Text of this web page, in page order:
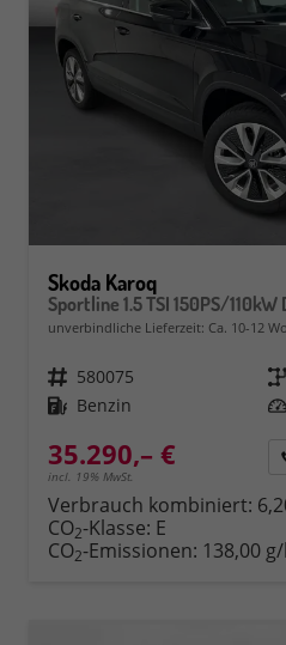
Skoda Karoq
Sportline 1.5 TSI 150PS/110kW
unverbindliche Lieferzeit: Ca. 10-12
Fahrzeugnr. 580075 Getriebe
Kraftstoff Benzin Leistung
35.290,– €
incl. 19% MwSt.
Verbrauch kombiniert:
CO2-Klasse: E
CO2-Emissionen: 138,00